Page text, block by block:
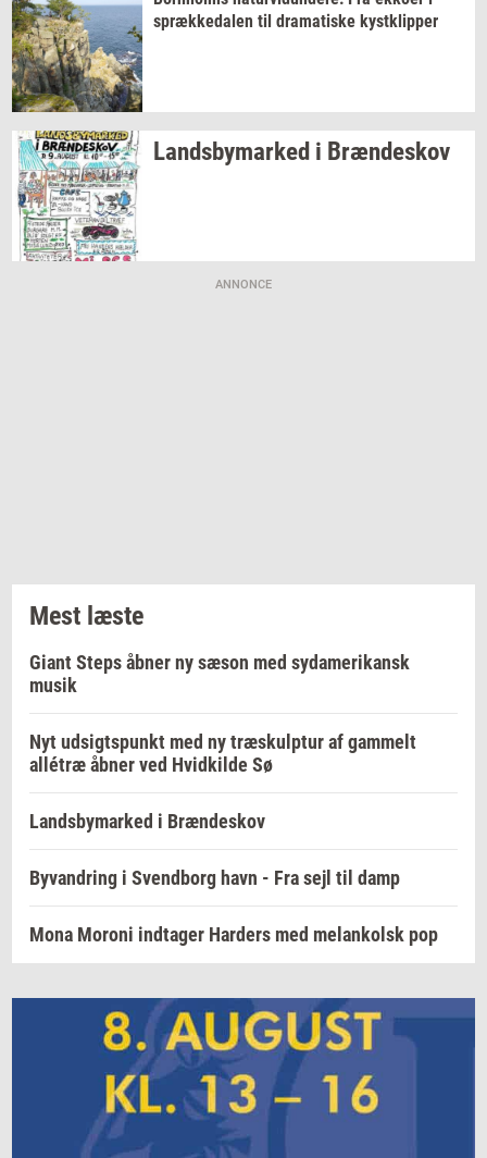
spræk­ke­da­len til dra­ma­ti­ske kyst­klip­per
Lands­by­mar­ked i Bræn­de­skov
ANNONCE
Mest læste
Giant Steps åbner ny sæson med sydamerikansk
musik
Nyt udsigtspunkt med ny træskulptur af gammelt
allétræ åbner ved Hvidkilde Sø
Landsbymarked i Brændeskov
Byvandring i Svendborg havn - Fra sejl til damp
Mona Moroni indtager Harders med melankolsk pop